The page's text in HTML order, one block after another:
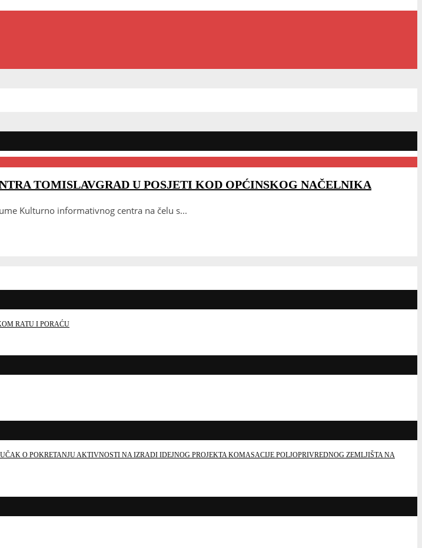
TOMISLAVGRAD U POSJETI KOD OPĆINSKOG NAČELNIKA
Kulturno informativnog centra na čelu s...
RATU I PORAĆU
O POKRETANJU AKTIVNOSTI NA IZRADI IDEJNOG PROJEKTA KOMASACIJE POLJOPRIVREDNOG ZEMLJIŠTA NA